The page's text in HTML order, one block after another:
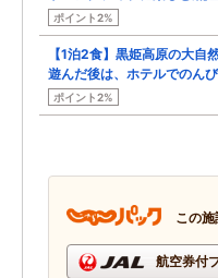
ポイント2%
【1泊2食】黒姫高原の大自
遊んだ後は、ホテルでのん
ポイント2%
この
航空券付